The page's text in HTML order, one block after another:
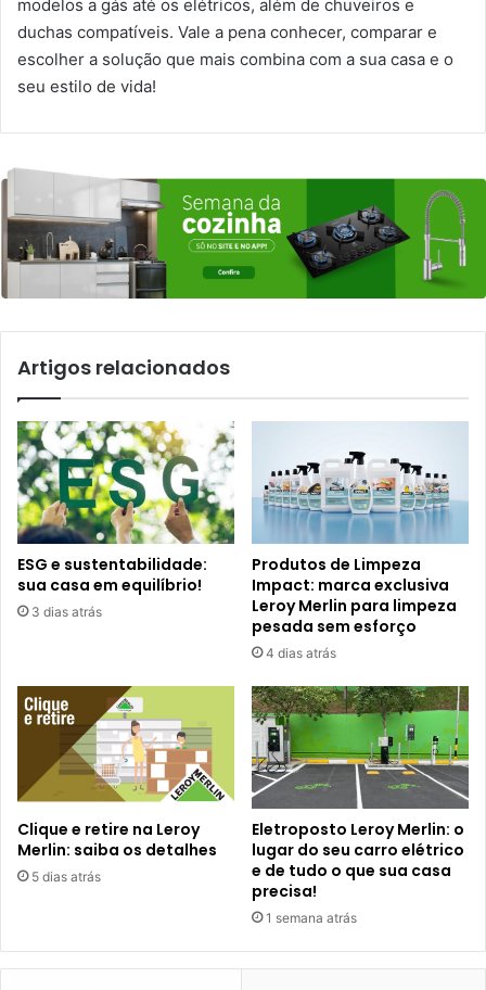
modelos a gás até os elétricos, além de chuveiros e
duchas compatíveis. Vale a pena conhecer, comparar e
escolher a solução que mais combina com a sua casa e o
seu estilo de vida!
Artigos relacionados
ESG e sustentabilidade:
sua casa em equilíbrio!
3 dias atrás
Produtos de Limpeza
Impact: marca exclusiva
Leroy Merlin para limpeza
pesada sem esforço
4 dias atrás
Clique e retire na Leroy
Merlin: saiba os detalhes
5 dias atrás
Eletroposto Leroy Merlin: o
lugar do seu carro elétrico
e de tudo o que sua casa
precisa!
1 semana atrás